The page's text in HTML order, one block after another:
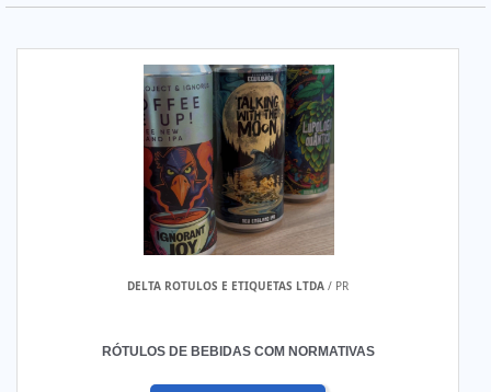
DELTA ROTULOS E ETIQUETAS LTDA / PR
RÓTULOS DE BEBIDAS COM NORMATIVAS